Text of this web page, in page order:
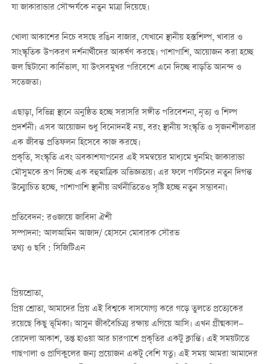
যা জাকারান্ডার সৌন্দর্যকে নতুন মাত্রা দিয়েছে।
খোলা আকাশের নিচে বসছে রঙিন বাজার, যেখানে স্থানীয় হস্তশিল্প, খাবার ও
সাংস্কৃতিক উপকরণ দর্শনার্থীদের আকর্ষণ করছে। পাশাপাশি, আয়োজন করা হচ্ছে
জল ছিটানো কার্নিভাল, যা উৎসবমুখর পরিবেশে এনে দিচ্ছে বাড়তি আনন্দ ও
সতেজতা।
এছাড়া, বিভিন্ন স্থানে অনুষ্ঠিত হচ্ছে সরাসরি সঙ্গীত পরিবেশনা, নৃত্য ও শিল্প
প্রদর্শনী। এসব আয়োজন শুধু বিনোদনই নয়, বরং স্থানীয় সংস্কৃতি ও সৃজনশীলতার
এক জীবন্ত প্রতিফলন হিসেবে কাজ করছে।
প্রকৃতি, সংস্কৃতি এবং অবকাশযাপনের এই সমন্বয়ের মাধ্যমে খুনমিং জাকারান্ডা
মৌসুমকে রূপ দিচ্ছে এক বহুমাত্রিক অভিজ্ঞতায়। এর ফলে পর্যটনের নতুন দিগন্ত
উন্মোচিত হচ্ছে, পাশাপাশি স্থানীয় অর্থনীতিতেও সৃষ্টি হচ্ছে নতুন সম্ভাবনা।
প্রতিবেদন: রওজায়ে জাবিদা ঐশী
সম্পাদনা: আলআমিন আজাদ/ হোসনে মোবারক সৌরভ
তথ্য ও ছবি : সিজিটিএন
প্রিয়শ্রোতা,
প্রিয় শ্রোতা, আমাদের প্রিয় এই বিশ্বকে বাসযোগ্য করে গড়ে তুলতে প্রত্যেকের
রয়েছে কিছু ভূমিকা। আসুন জীববৈচিত্র্য রক্ষায় এগিয়ে আসি। এখন গ্রীষ্মকাল—
রোদেলা আকাশ, তপ্ত হাওয়া আর চারপাশে প্রকৃতির একটু ক্লান্তি। এই সময়টাতে
গাছপালা ও প্রাণিকুলের জন্য প্রয়োজন একটু বেশি যত্ন। এই সময় আমরা আমাদের